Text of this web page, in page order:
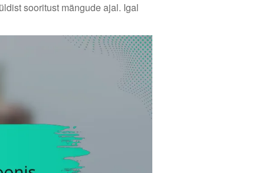
sooritust mängude ajal. Igal